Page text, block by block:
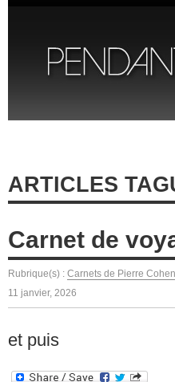
ARTICLES
Carnet de
Rubrique(s) : Carnets de Pierre
11 janvier, 2026
et puis